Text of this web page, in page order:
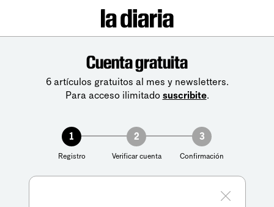
Cuenta gratuita
6 artículos gratuitos al mes y newsletters.
Para acceso ilimitado suscribite.
1
Registro
2
Verificar cuenta
3
Confirmación